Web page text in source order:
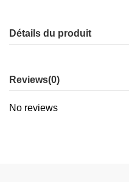
Détails du produit
Reviews(0)
No reviews